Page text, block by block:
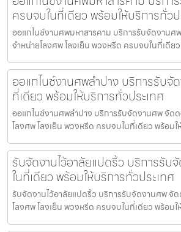
ครบจบในที่เดียว พร้อมให้บริการทั่ว
ออแกไนซ์งานศพมหาสารคาม บริการรับจัดงาน
จำหน่ายโลงศพ โลงเย็น พวงหรีด ครบจบในที่เดีย
ออแกไนซ์งานศพลำปาง บริการรับจั
ที่เดียว พร้อมให้บริการทั่วประเทศ
ออแกไนซ์งานศพลำปาง บริการรับจัดงานศพ จัด
โลงศพ โลงเย็น พวงหรีด ครบจบในที่เดียว พร้อมใ
รับจัดงานไว้อาลัยแปดริ้ว บริการรับ
ในที่เดียว พร้อมให้บริการทั่วประเทศ
รับจัดงานไว้อาลัยแปดริ้ว บริการรับจัดงานศพ จั
โลงศพ โลงเย็น พวงหรีด ครบจบในที่เดียว พร้อม